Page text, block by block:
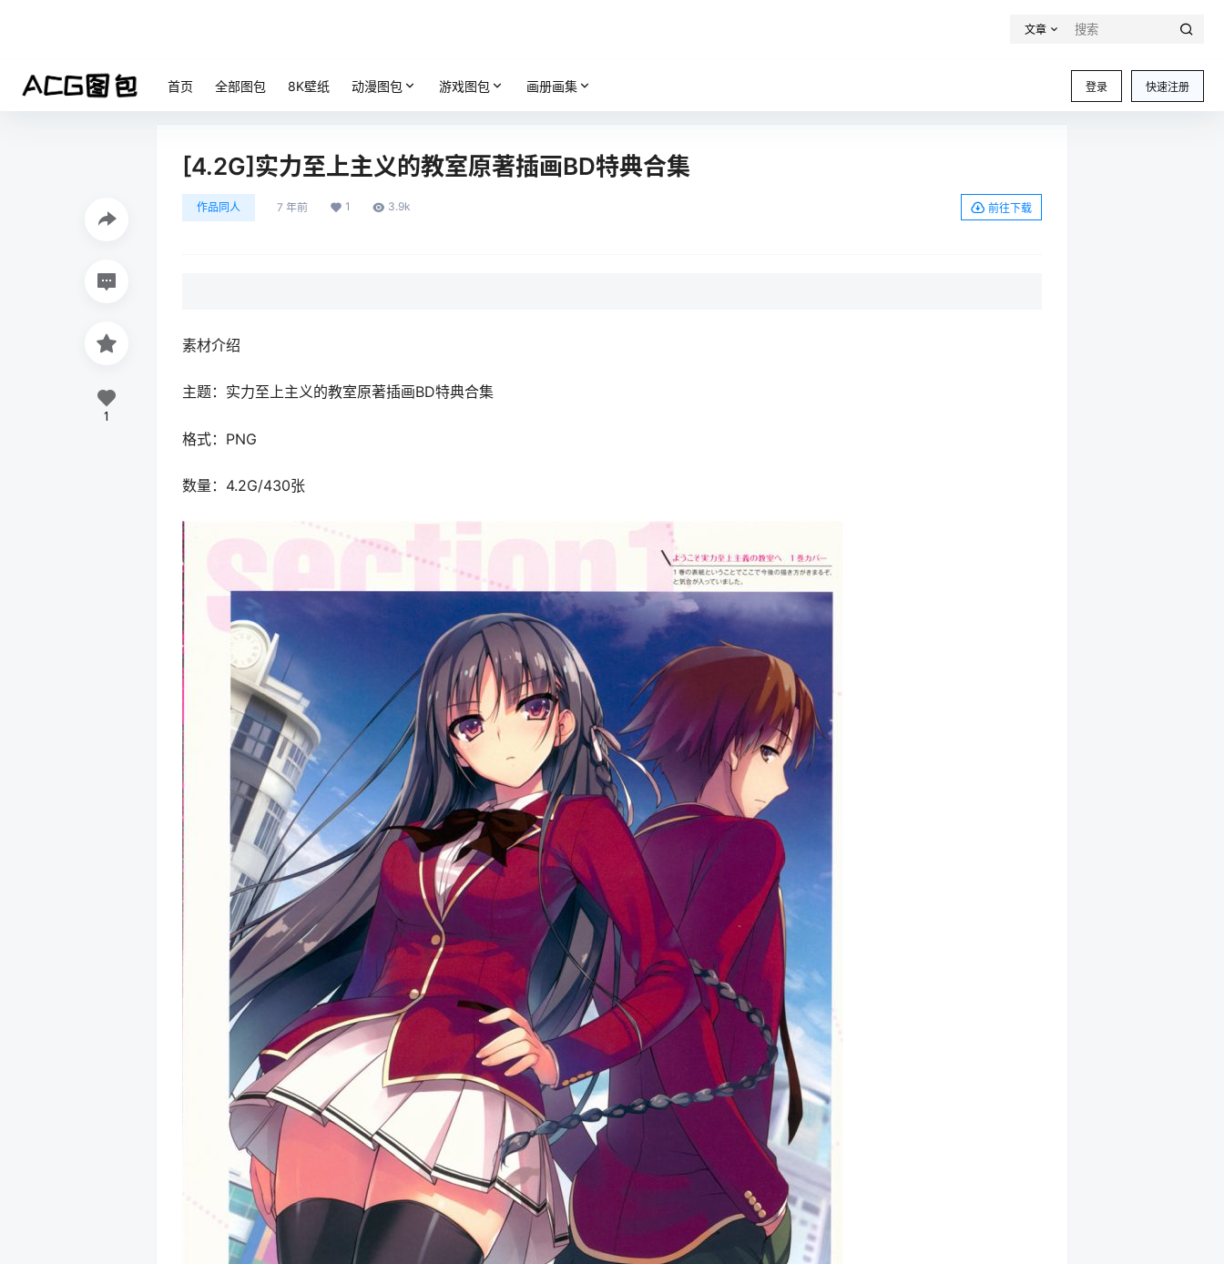
文章
登录 快速注册
首页 全部图包 8K壁纸 动漫图包 游戏图包 画册画集
[4.2G]实力至上主义的教室原著插画BD特典合集
作品同人 7 年前 1 3.9k 前往下载
素材介绍
主题：实力至上主义的教室原著插画BD特典合集
格式：PNG
数量：4.2G/430张
1